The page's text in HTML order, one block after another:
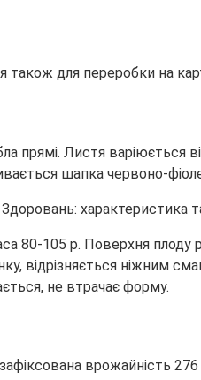
для переробки на
прямі. Листя варіюється
шапка червоно-
80-105 р. Поверхня плоду
відрізняється ніжним
не втрачає форму.
врожайність